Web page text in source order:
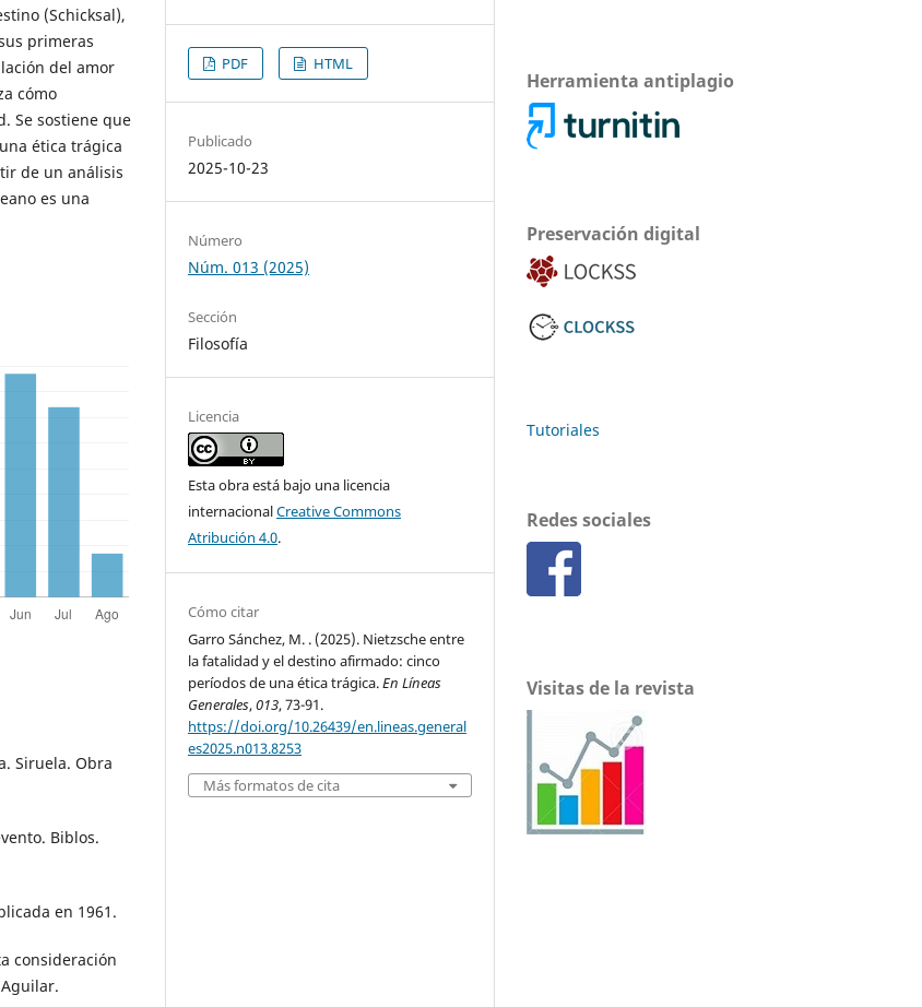
(Schicksal),
primeras
del amor
cómo
Se sostiene que
ética trágica
de un análisis
es una
Siruela. Obra
Biblos.
en 1961.
consideración
PDF HTML
Publicado
2025-10-23
Número
Núm. 013 (2025)
Sección
Filosofía
Licencia
Esta obra está bajo una licencia
internacionalCreative Commons
Atribución 4.0.
Cómo citar
Garro Sánchez, M. . (2025). Nietzsche entre
la fatalidad y el destino afirmado: cinco
períodos de una ética trágica.En Líneas
Generales,013, 73-91.
https://doi.org/10.26439/en.lineas.general
es2025.n013.8253
Más formatos de cita
Herramienta antiplagio
Preservación digital
Tutoriales
Redes sociales
Visitas de la revista